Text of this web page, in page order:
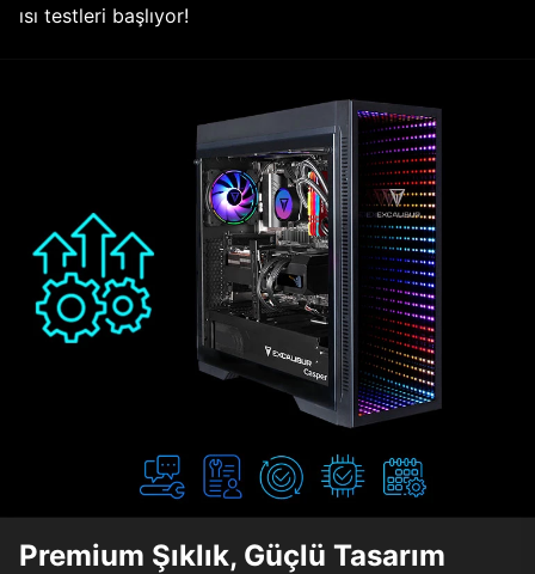
ısı testleri başlıyor!
Premium Şıklık, Güçlü Tasarım